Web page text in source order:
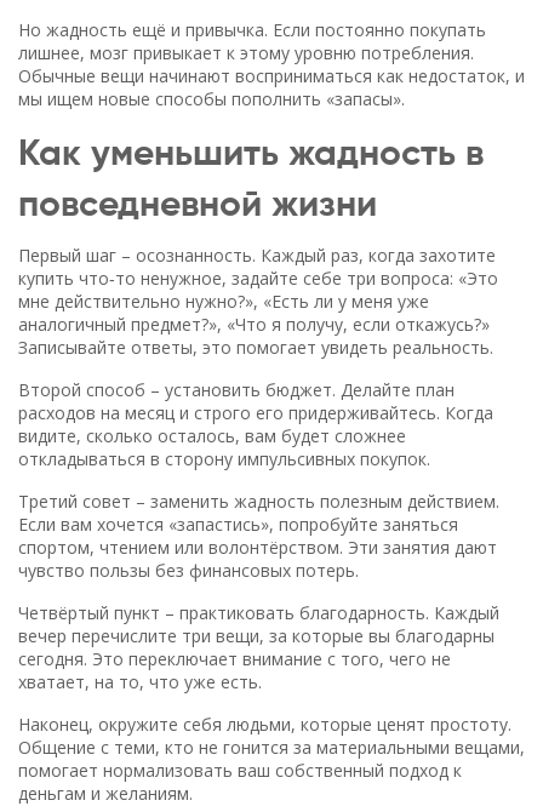
Но жадность ещё и привычка. Если постоянно покупать
лишнее, мозг привыкает к этому уровню потребления.
Обычные вещи начинают восприниматься как недостаток, и
мы ищем новые способы пополнить «запасы».
Как уменьшить жадность в
повседневной жизни
Первый шаг – осознанность. Каждый раз, когда захотите
купить что‑то ненужное, задайте себе три вопроса: «Это
мне действительно нужно?», «Есть ли у меня уже
аналогичный предмет?», «Что я получу, если откажусь?»
Записывайте ответы, это помогает увидеть реальность.
Второй способ – установить бюджет. Делайте план
расходов на месяц и строго его придерживайтесь. Когда
видите, сколько осталось, вам будет сложнее
откладываться в сторону импульсивных покупок.
Третий совет – заменить жадность полезным действием.
Если вам хочется «запастись», попробуйте заняться
спортом, чтением или волонтёрством. Эти занятия дают
чувство пользы без финансовых потерь.
Четвёртый пункт – практиковать благодарность. Каждый
вечер перечислите три вещи, за которые вы благодарны
сегодня. Это переключает внимание с того, чего не
хватает, на то, что уже есть.
Наконец, окружите себя людьми, которые ценят простоту.
Общение с теми, кто не гонится за материальными вещами,
помогает нормализовать ваш собственный подход к
деньгам и желаниям.